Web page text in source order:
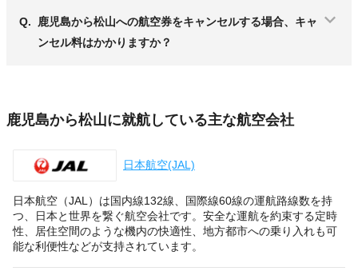
Q.
鹿児島から松山への航空券をキャンセルする場合、キャ
ンセル料はかかりますか？
鹿児島から松山に就航している主な航空会社
日本航空(JAL)
日本航空（JAL）は国内線132線、国際線60線の運航路線数を持
つ、日本と世界を繋ぐ航空会社です。安全な運航を約束する定時
性、居住空間のような機内の快適性、地方都市への乗り入れも可
能な利便性などが支持されています。